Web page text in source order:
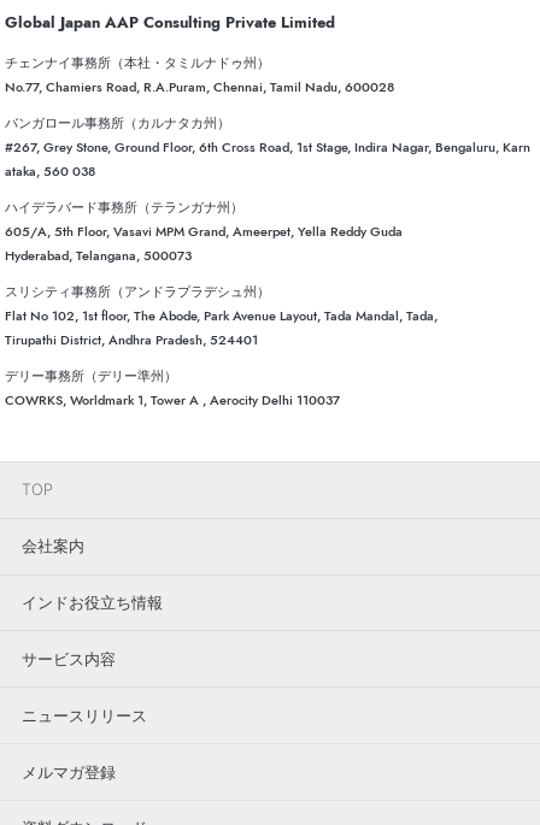
Global Japan AAP Consulting Private Limited
チェンナイ事務所（本社・タミルナドゥ州）
No.77, Chamiers Road, R.A.Puram, Chennai, Tamil Nadu, 600028
バンガロール事務所（カルナタカ州）
#267, Grey Stone, Ground Floor, 6th Cross Road, 1st Stage, Indira Nagar, Bengaluru, Karn
ataka, 560 038
ハイデラバード事務所（テランガナ州）
605/A, 5th Floor, Vasavi MPM Grand, Ameerpet, Yella Reddy Guda
Hyderabad, Telangana, 500073
スリシティ事務所（アンドラプラデシュ州）
Flat No 102, 1st floor, The Abode, Park Avenue Layout, Tada Mandal, Tada,
Tirupathi District, Andhra Pradesh, 524401
デリー事務所（デリー準州）
COWRKS, Worldmark 1, Tower A , Aerocity Delhi 110037
TOP
会社案内
インドお役立ち情報
サービス内容
ニュースリリース
メルマガ登録